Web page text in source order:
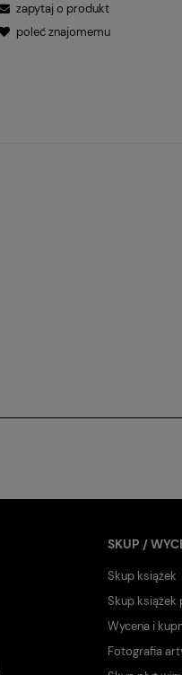
zapytaj o produkt
poleć znajomemu
SKUP /
Skup książek
Skup książek
Wycena i
Fotografia